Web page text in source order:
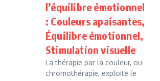
l’équilibre émotionnel
: Couleurs apaisantes,
Équilibre émotionnel,
Stimulation visuelle
La thérapie par la couleur, ou
chromothérapie, exploite le